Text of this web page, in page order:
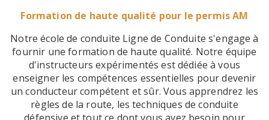
Formation de haute qualité pour le permis AM
Notre école de conduite Ligne de Conduite s'engage à
fournir une formation de haute qualité. Notre équipe
d'instructeurs expérimentés est dédiée à vous
enseigner les compétences essentielles pour devenir
un conducteur compétent et sûr. Vous apprendrez les
règles de la route, les techniques de conduite